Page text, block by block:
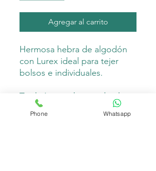
Agregar al carrito
Hermosa hebra de algodón
con Lurex ideal para tejer
bolsos e individuales.
También puedes emplearlo
para tejer accesorios de
macramé como llaveros.
Phone Whatsapp